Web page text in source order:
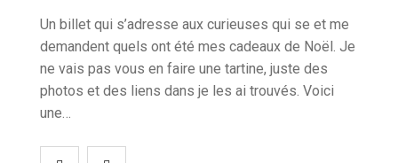
Un billet qui s’adresse aux curieuses qui se et me
demandent quels ont été mes cadeaux de Noël. Je
ne vais pas vous en faire une tartine, juste des
photos et des liens dans je les ai trouvés. Voici
une…